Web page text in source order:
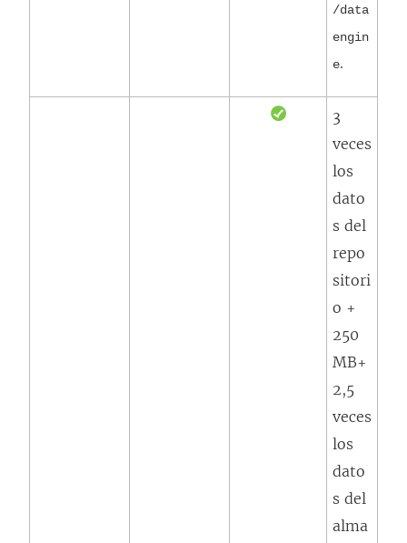
/data
engin
e.
3
veces
los
dato
s del
repo
sitori
o +
250
MB+
2,5
veces
los
dato
s del
alma